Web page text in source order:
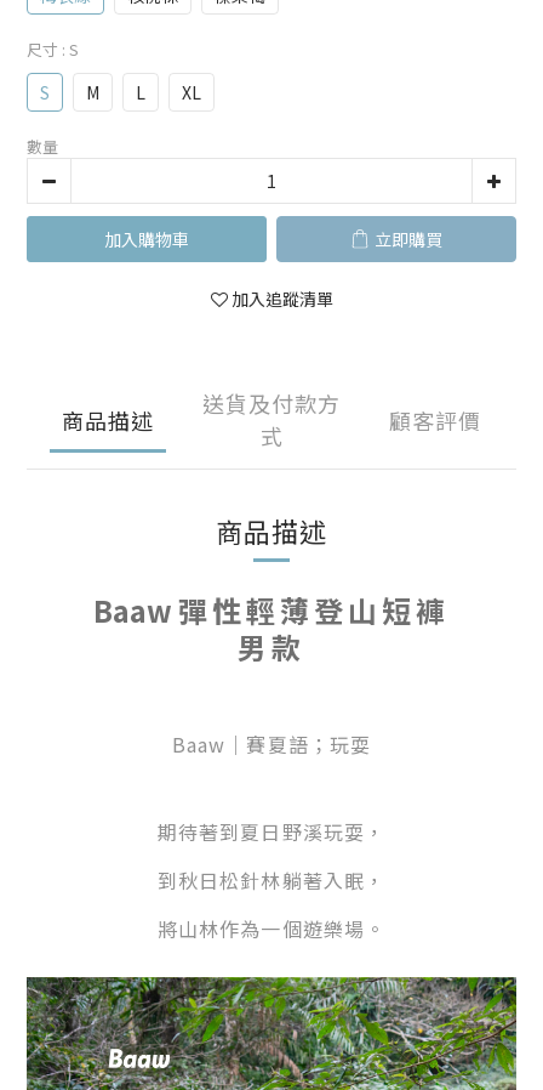
尺寸 : S
S M L XL
數量
加入購物車 立即購買
加入追蹤清單
商品描述
送貨及付款方
式
顧客評價
商品描述
Baaw彈性輕薄登山短褲
男款
Baaw｜賽夏語；玩耍
期待著到夏日野溪玩耍，
到秋日松針林躺著入眠，
將山林作為一個遊樂場。